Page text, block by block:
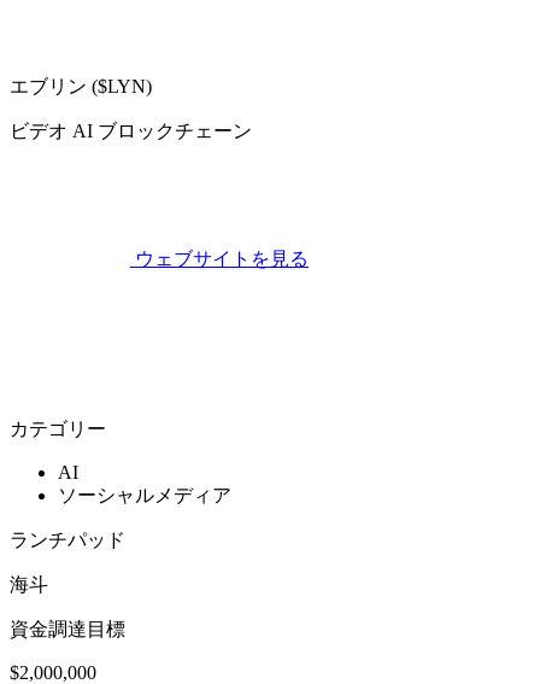
エブリン ($LYN)
ビデオ AI ブロックチェーン
ウェブサイトを見る
カテゴリー
AI
ソーシャルメディア
ランチパッド
海斗
資金調達目標
$2,000,000